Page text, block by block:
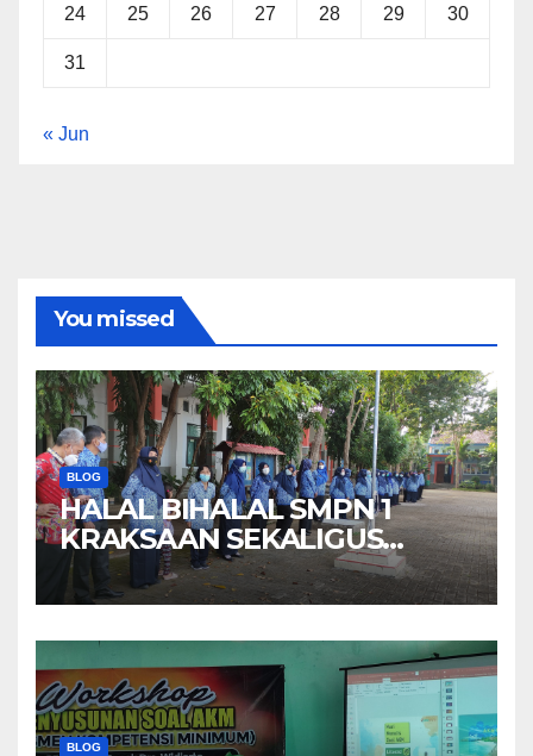
24 25 26 27 28 29 30
31
« Jun
You missed
BLOG
HALAL BIHALAL SMPN 1
KRAKSAAN SEKALIGUS
MEMPERINGATI HARI
KEBANHKITAN NASIONAL
BLOG